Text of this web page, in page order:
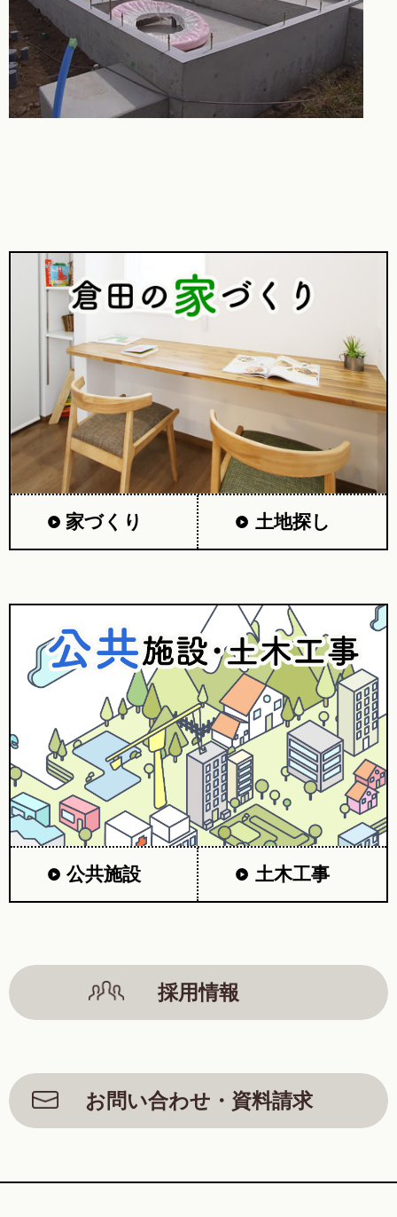
家づくり 土地探し
公共施設 土木工事
採用情報
お問い合わせ・資料請求